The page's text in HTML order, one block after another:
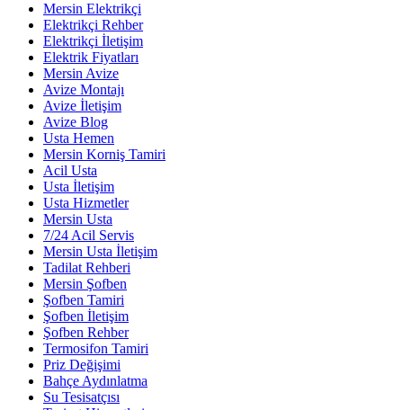
Mersin Elektrikçi
Elektrikçi Rehber
Elektrikçi İletişim
Elektrik Fiyatları
Mersin Avize
Avize Montajı
Avize İletişim
Avize Blog
Usta Hemen
Mersin Korniş Tamiri
Acil Usta
Usta İletişim
Usta Hizmetler
Mersin Usta
7/24 Acil Servis
Mersin Usta İletişim
Tadilat Rehberi
Mersin Şofben
Şofben Tamiri
Şofben İletişim
Şofben Rehber
Termosifon Tamiri
Priz Değişimi
Bahçe Aydınlatma
Su Tesisatçısı